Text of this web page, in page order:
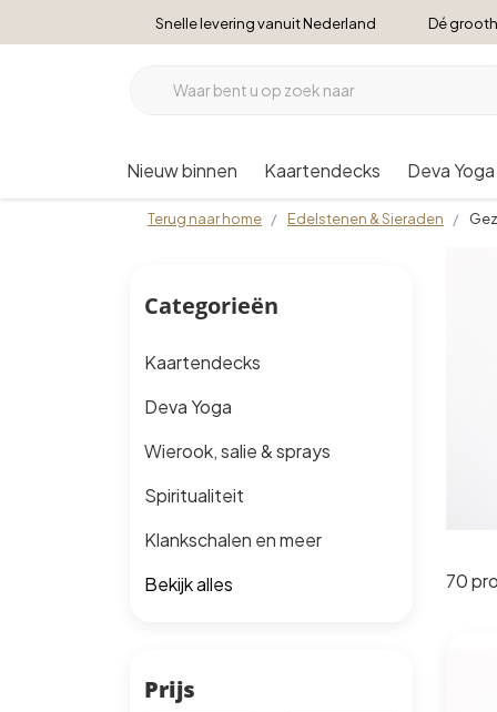
Snelle levering vanuit Nederland Dé
Nieuw binnen Kaartendecks Deva Yoga
Terug naar home Edelstenen & Sieraden
70
Categorieën
Kaartendecks
Deva Yoga
Wierook, salie & sprays
Spiritualiteit
Klankschalen en meer
Bekijk alles
Prijs